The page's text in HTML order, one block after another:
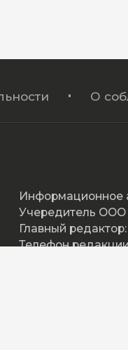
О
Информационное
Учередитель ООО
Главный
Телефон